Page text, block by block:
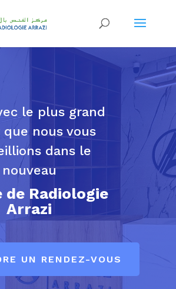
le plus grand
que nous vous
dans le
nouveau
de Radiologie
Arrazi
UN RENDEZ-VOUS